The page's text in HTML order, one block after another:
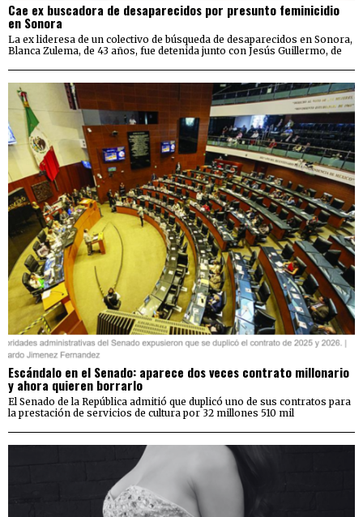
Cae ex buscadora de desaparecidos por presunto feminicidio
en Sonora
La ex lideresa de un colectivo de búsqueda de desaparecidos en Sonora,
Blanca Zulema, de 43 años, fue detenida junto con Jesús Guillermo, de
Escándalo en el Senado: aparece dos veces contrato millonario
y ahora quieren borrarlo
El Senado de la República admitió que duplicó uno de sus contratos para
la prestación de servicios de cultura por 32 millones 510 mil